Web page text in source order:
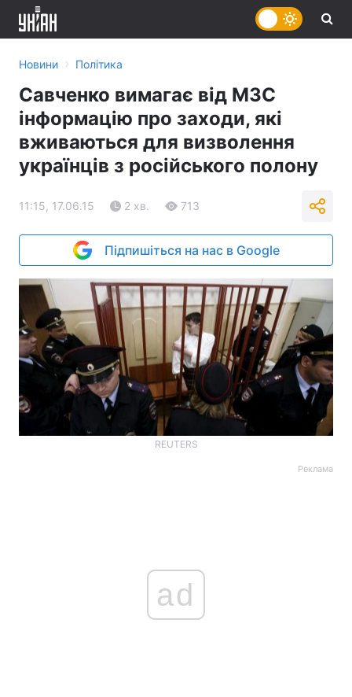
Новини › Політика
Савченко вимагає від МЗС
інформацію про заходи, які
вживаються для визволення
українців з російського полону
11:15, 17.06.15 2 хв. 713
Підпишіться на нас в Google
REUTERS
Реклама
ad